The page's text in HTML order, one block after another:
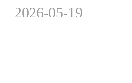
2026-05-19